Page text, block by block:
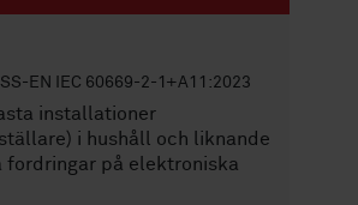
SS-EN IEC 60669-2-1+A11:2023
installationer
i hushåll och liknande
fordringar på elektroniska